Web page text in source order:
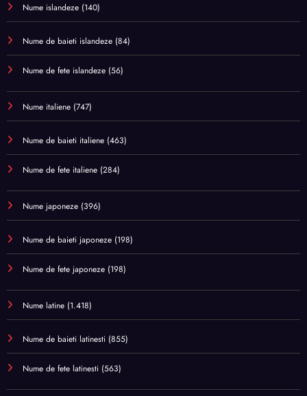
Nume islandeze (140)
Nume de baieti islandeze (84)
Nume de fete islandeze (56)
Nume italiene (747)
Nume de baieti italiene (463)
Nume de fete italiene (284)
Nume japoneze (396)
Nume de baieti japoneze (198)
Nume de fete japoneze (198)
Nume latine (1.418)
Nume de baieti latinesti (855)
Nume de fete latinesti (563)